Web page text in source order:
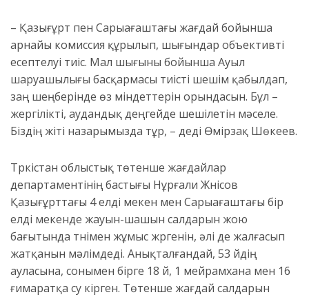
– Қазығұрт пен Сарыағаштағы жағдай бойынша
арнайы комиссия құрылып, шығындар объективті
есептелуі тиіс. Мал шығыны бойынша Ауыл
шаруашылығы басқармасы тиісті шешім қабылдап,
заң шеңберінде өз міндеттерін орындасын. Бұл –
жергілікті, аудандық деңгейде шешілетін мәселе.
Біздің жіті назарымызда тұр, – деді Өмірзақ Шөкеев.
Түркістан облыстық төтенше жағдайлар
департаментінің бастығы Нұрғали Жүнісов
Қазығұрттағы 4 елді мекен мен Сарыағаштағы бір
елді мекенде жауын-шашын салдарын жою
бағытында түнімен жұмыс жүргенін, әлі де жалғасып
жатқанын мәлімдеді. Анықталғандай, 53 үйдің
ауласына, сонымен бірге 18 үй, 1 мейрамхана мен 16
ғимаратқа су кірген. Төтенше жағдай салдарын